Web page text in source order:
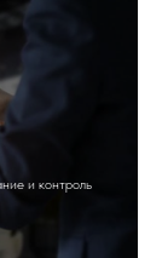
и контроль